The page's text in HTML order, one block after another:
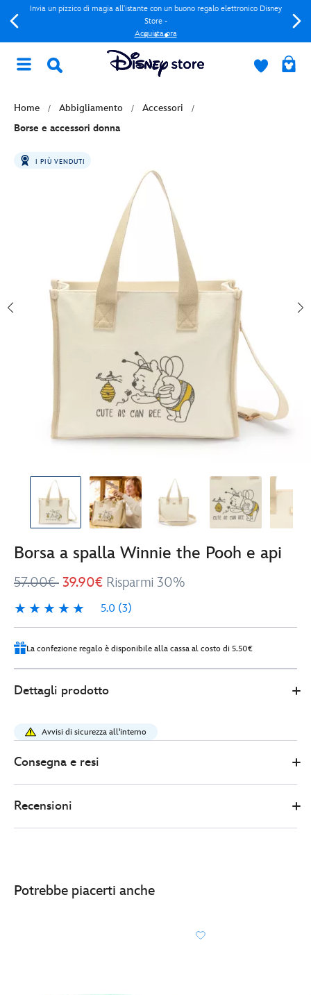
Invia un pizzico di magia all'istante con un buono regalo elettronico Disney
Store -
Acquista ora
Home Abbigliamento
Accessori
Borse e accessori donna
I PIÙ VENDUTI
Borsa a spalla Winnie the Pooh e api
57.00€ 39.90€ Risparmi 30%
5.0 (3)
5.0
3
La confezione regalo è disponibile alla cassa al costo di 5.50€
39.90
spalla-
winnie-
api-
Dettagli prodotto
Avvisi di sicurezza all'interno
Consegna e resi
Recensioni
Potrebbe piacerti anche